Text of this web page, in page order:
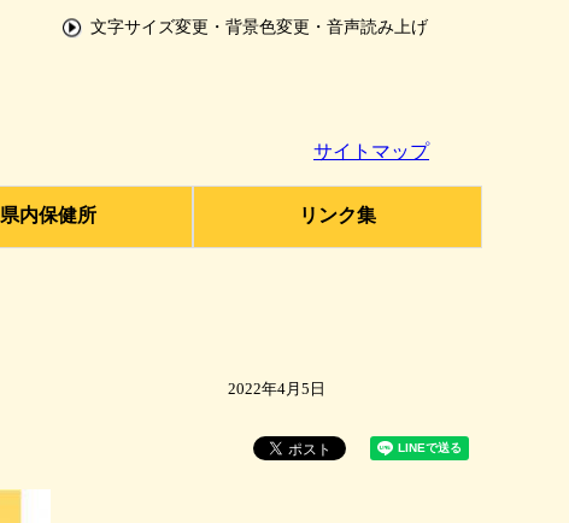
文字サイズ変更・背景色変更・音声読み上げ
サイトマップ
県内保健所 リンク集
2022年4月5日